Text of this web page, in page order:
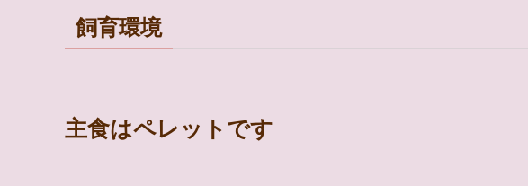
飼育環境
主食はペレットです